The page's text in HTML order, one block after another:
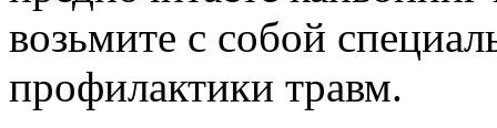
возьмите с собой
профилактики травм.